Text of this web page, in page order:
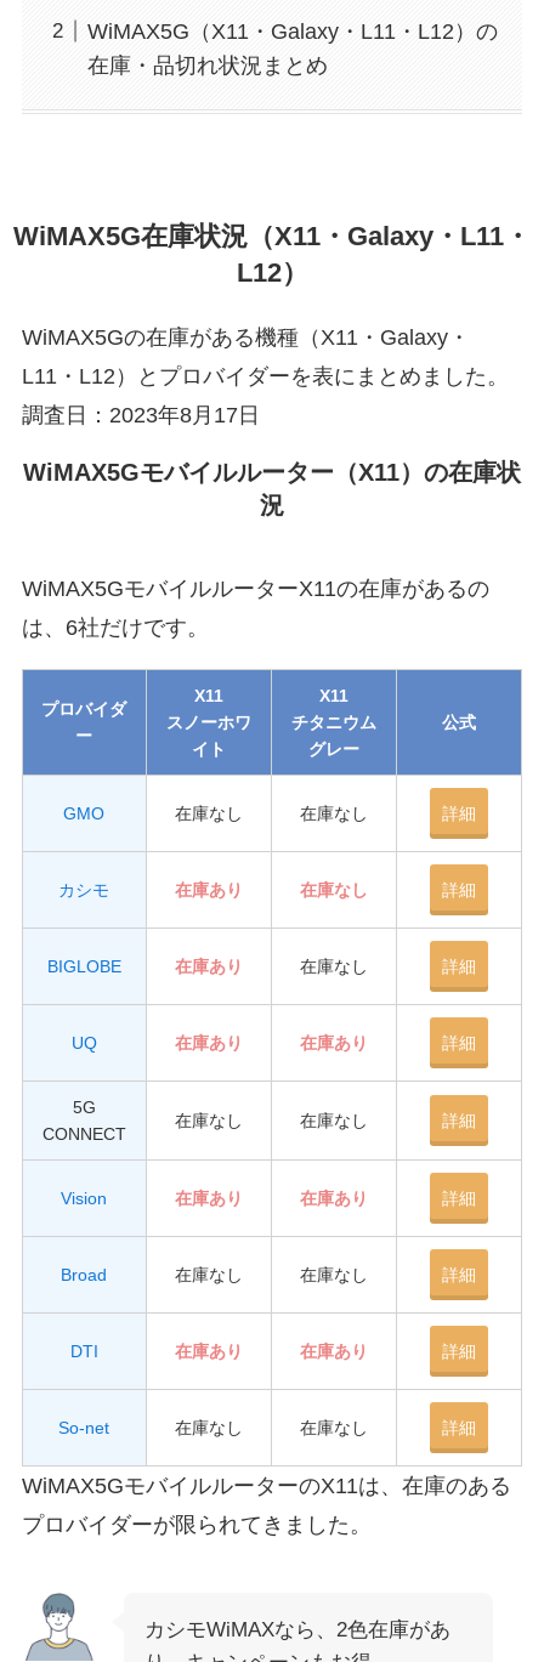
WiMAX5G（X11・Galaxy・L11・L12）の
在庫・品切れ状況まとめ
WiMAX5G在庫状況（X11・Galaxy・L11・
L12）
WiMAX5Gの在庫がある機種（X11・Galaxy・
L11・L12）とプロバイダーを表にまとめました。
調査日：2023年8月17日
WiMAX5Gモバイルルーター（X11）の在庫状
況
WiMAX5GモバイルルーターX11の在庫があるの
は、6社だけです。
プロバイダ
ー
X11
スノーホワ
イト
X11
チタニウム
グレー
公式
GMO 在庫なし 在庫なし 詳細
カシモ 在庫あり 在庫なし 詳細
BIGLOBE 在庫あり 在庫なし 詳細
UQ 在庫あり 在庫あり 詳細
5G
CONNECT
在庫なし 在庫なし 詳細
Vision 在庫あり 在庫あり 詳細
Broad 在庫なし 在庫なし 詳細
DTI 在庫あり 在庫あり 詳細
So-net 在庫なし 在庫なし 詳細
WiMAX5GモバイルルーターのX11は、在庫のある
プロバイダーが限られてきました。
カシモWiMAXなら、2色在庫があ